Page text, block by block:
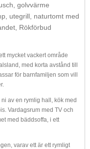
golvvärme
utegrill, naturtomt med
Rökförbud
mycket vackert område
med korta avstånd till
för barnfamiljen som vill
av en rymlig hall, kök med
Vardagsrum med TV och
med bäddsoffa, i ett
varav ett är ett rymligt